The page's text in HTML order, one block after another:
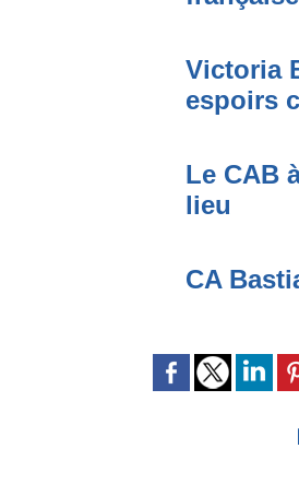
Victoria
espoirs
Le CAB
lieu
CA